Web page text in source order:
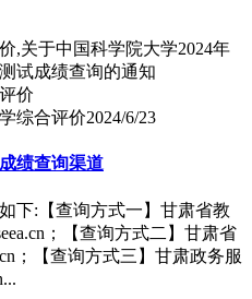
,关于中国科学院大学2024年
试成绩查询的通知
综合评价2024/6/23
绩查询渠道
下:【查询方式一】甘肃省教
；【查询方式二】甘肃省
；【查询方式三】甘肃政务服